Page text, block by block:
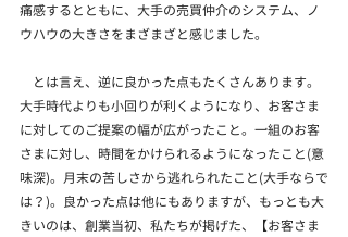
痛感するとともに、大手の売買仲介のシステム、ノ
ウハウの大きさをまざまざと感じました。
とは言え、逆に良かった点もたくさんあります。
大手時代よりも小回りが利くようになり、お客さま
に対してのご提案の幅が広がったこと。一組のお客
さまに対し、時間をかけられるようになったこと(意
味深)。月末の苦しさから逃れられたこと(大手ならで
は？)。良かった点は他にもありますが、もっとも大
きいのは、創業当初、私たちが掲げた、【お客さま